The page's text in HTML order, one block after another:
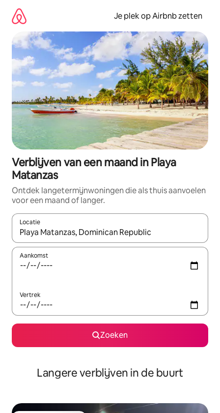
direct
naar
Je plek op Airbnb zetten
Verblijven van een maand in Playa
Matanzas
Ontdek langetermijnwoningen die als thuis aanvoelen
voor een maand of langer.
Locatie
Wanneer er resultaten beschikbaar zijn, maak je een keuze
Aankomst
Vertrek
Zoeken
Langere verblijven in de buurt